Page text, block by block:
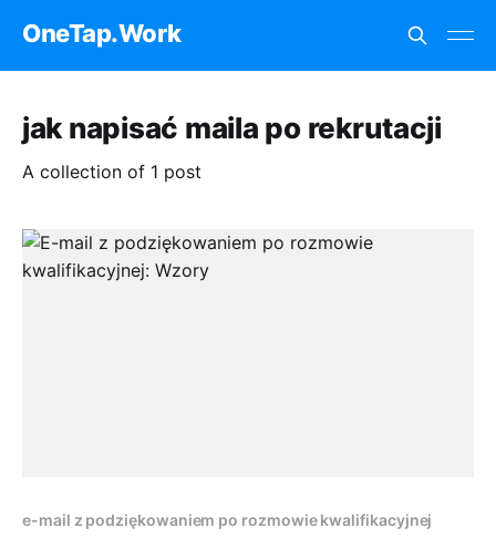
OneTap.Work
jak napisać maila po rekrutacji
A collection of 1 post
e-mail z podziękowaniem po rozmowie kwalifikacyjnej